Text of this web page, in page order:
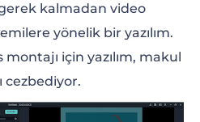
kalmadan video
yönelik bir yazılım.
için yazılım, makul
cezbediyor.